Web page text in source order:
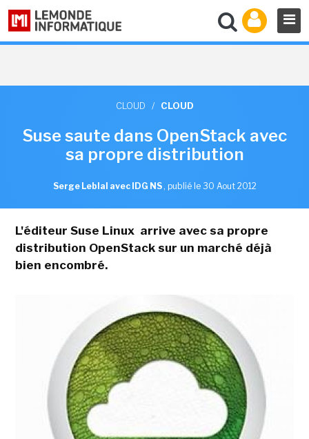
CLOUD / CLOUD
Suse saute dans OpenStack avec
sa propre distribution
Serge Leblal avec IDG NS , publié le 30 Aout 2012
L'éditeur Suse Linux arrive avec sa propre
distribution OpenStack sur un marché déjà
bien encombré.